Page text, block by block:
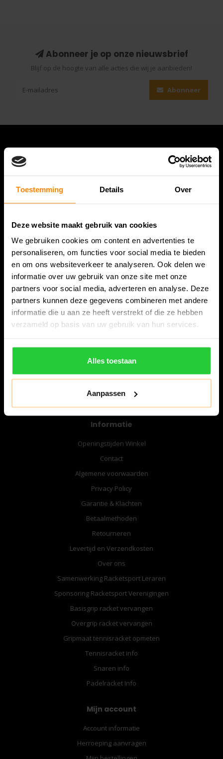
Toestemming Details Over
Deze website maakt gebruik van cookies
We gebruiken cookies om content en advertenties te
personaliseren, om functies voor social media te bieden
en om ons websiteverkeer te analyseren. Ook delen we
informatie over uw gebruik van onze site met onze
partners voor social media, adverteren en analyse. Deze
partners kunnen deze gegevens combineren met andere
informatie die u aan ze heeft verstrekt of die ze hebben
verzameld op basis van uw gebruik van hun services.
Alles toestaan
Aanpassen
Abonneer je op onze nieuwsbrief
Blijf op de hoogte van alle acties die wij je aanbieden!
Abonneer
Bespanracket.nl is dé racketspecialist van Lelystad en
omstreken.
Snijdersstraat 6
8224 AA Lelystad
Nederland
Informatie
Openingstijden Winkel
Contact
Algemene voorwaarden
Privacy Policy
Garantie & Klachten
Betaalmethoden
Retourneren
Levertijd en Verzendkosten
Over ons
Samenwerking Racketsport Leraren
Sponsoring Racketsport Verenigingen
Basisgrip racket vervangen
Overgrip racket vervangen
Gripmaat tennisracket opmeten
Tennisracket info
Snaren info
Padelracket Info
Mijn account
Account informatie
Herroeping aanvragen